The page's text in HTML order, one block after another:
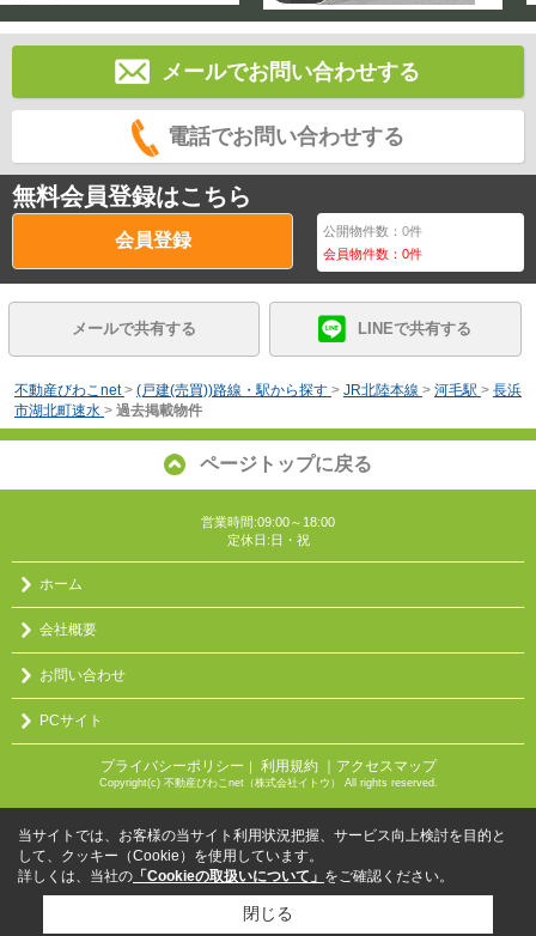
メールでお問い合わせする
電話でお問い合わせする
無料会員登録はこちら
会員登録 公開物件数：0件
会員物件数：0件
メールで共有する LINEで共有する
不動産びわこnet > (戸建(売買))路線・駅から探す > JR北陸本線 > 河毛駅 > 長浜
市湖北町速水 > 過去掲載物件
ページトップに戻る
営業時間:09:00～18:00
定休日:日・祝
ホーム
会社概要
お問い合わせ
PCサイト
プライバシーポリシー ｜ 利用規約 ｜アクセスマップ
Copyright(c) 不動産びわこnet（株式会社イトウ） All rights reserved.
当サイトでは、お客様の当サイト利用状況把握、サービス向上検討を目的と
して、クッキー（Cookie）を使用しています。
詳しくは、当社の 「Cookieの取扱いについて」 をご確認ください。
閉じる